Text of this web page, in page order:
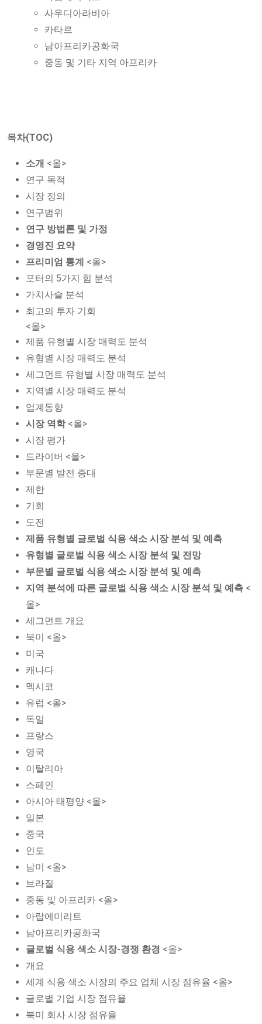
사우디아라비아
카타르
남아프리카공화국
중동 및 기타 지역 아프리카
목차(TOC)
소개 <올>
연구 목적
시장 정의
연구범위
연구 방법론 및 가정
경영진 요약
프리미엄 통계 <올>
포터의 5가지 힘 분석
가치사슬 분석
최고의 투자 기회
<올>
제품 유형별 시장 매력도 분석
유형별 시장 매력도 분석
세그먼트 유형별 시장 매력도 분석
지역별 시장 매력도 분석
업계동향
시장 역학<올>
시장 평가
드라이버 <올>
부문별 발전 증대
제한
기회
도전
제품 유형별 글로벌 식용 색소 시장 분석 및 예측
유형별 글로벌 식용 색소 시장 분석 및 전망
부문별 글로벌 식용 색소 시장 분석 및 예측
지역 분석에 따른 글로벌 식용 색소 시장 분석 및 예측 <
올>
세그먼트 개요
북미 <올>
미국
캐나다
멕시코
유럽 <올>
독일
프랑스
영국
이탈리아
스페인
아시아 태평양 <올>
일본
중국
인도
남미 <올>
브라질
중동 및 아프리카 <올>
아랍에미리트
남아프리카공화국
글로벌 식용 색소 시장-경쟁 환경 <올>
개요
세계 식용 색소 시장의 주요 업체 시장 점유율 <올>
글로벌 기업 시장 점유율
북미 회사 시장 점유율